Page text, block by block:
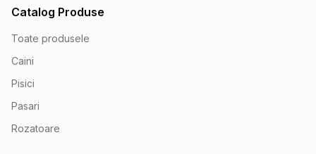
Catalog Produse
Toate produsele
Caini
Pisici
Pasari
Rozatoare